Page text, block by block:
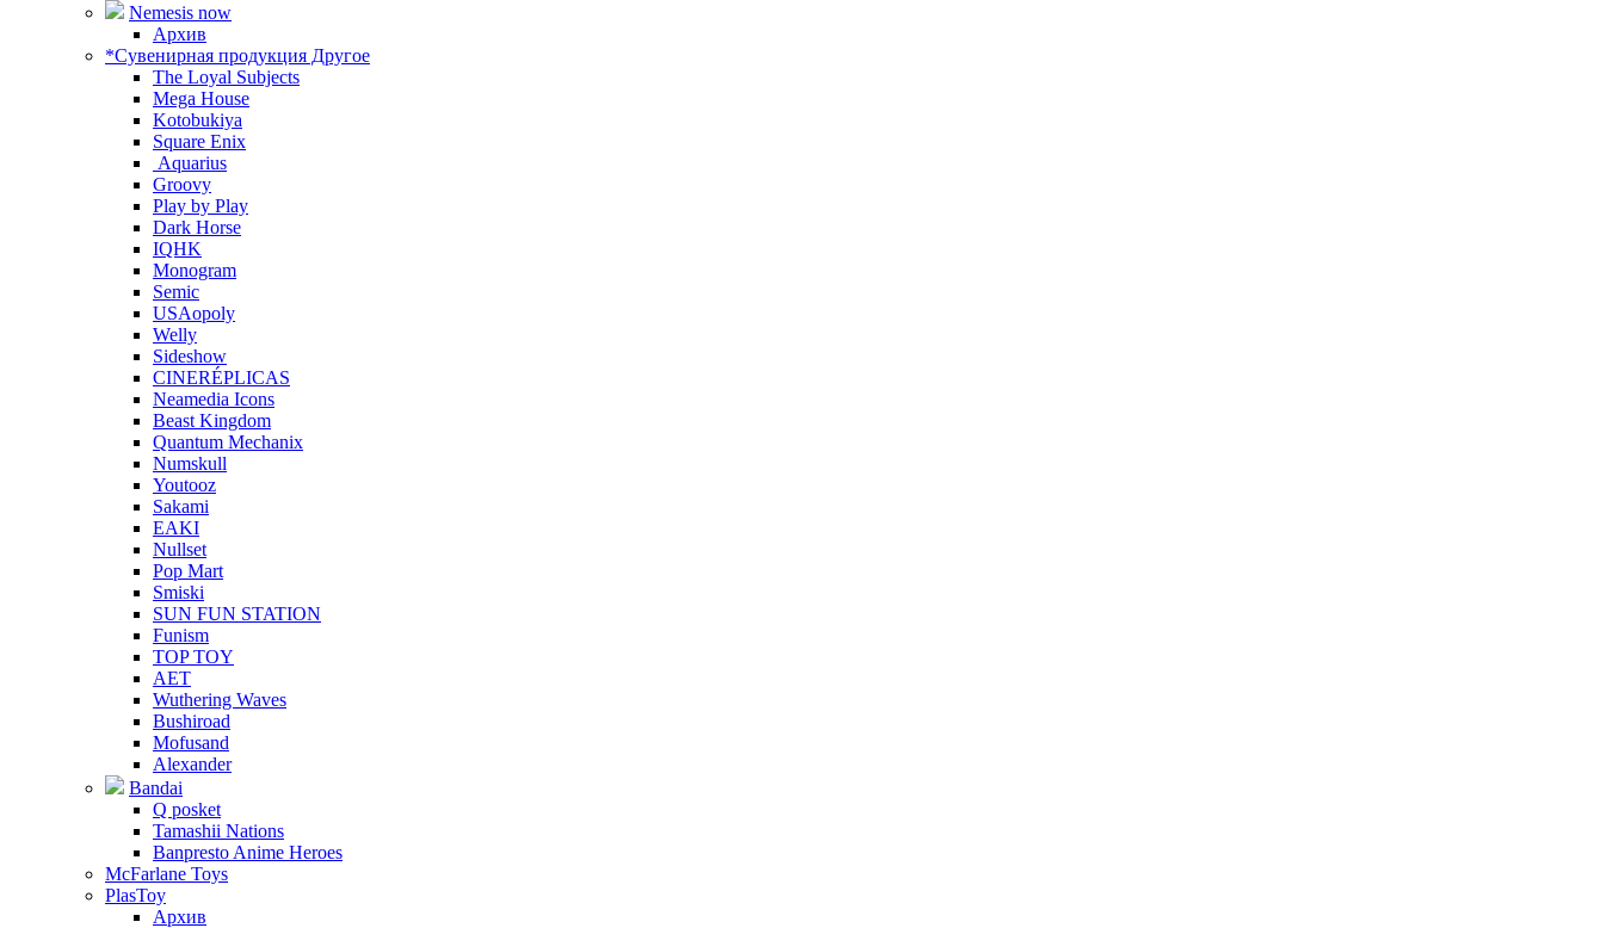
Nemesis now
Архив
*Сувенирная продукция Другое
The Loyal Subjects
Mega House
Kotobukiya
Square Enix
Aquarius
Groovy
Play by Play
Dark Horse
IQHK
Monogram
Semic
USAopoly
Welly
Sideshow
CINERÉPLICAS
Neamedia Icons
Beast Kingdom
Quantum Mechanix
Numskull
Youtooz
Sakami
EAKI
Nullset
Pop Mart
Smiski
SUN FUN STATION
Funism
TOP TOY
AET
Wuthering Waves
Bushiroad
Mofusand
Alexander
Bandai
Q posket
Tamashii Nations
Banpresto Anime Heroes
McFarlane Toys
PlasToy
Архив